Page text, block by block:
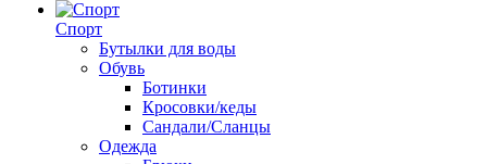
Спорт
Бутылки для воды
Обувь
Ботинки
Кросовки/кеды
Сандали/Сланцы
Одежда